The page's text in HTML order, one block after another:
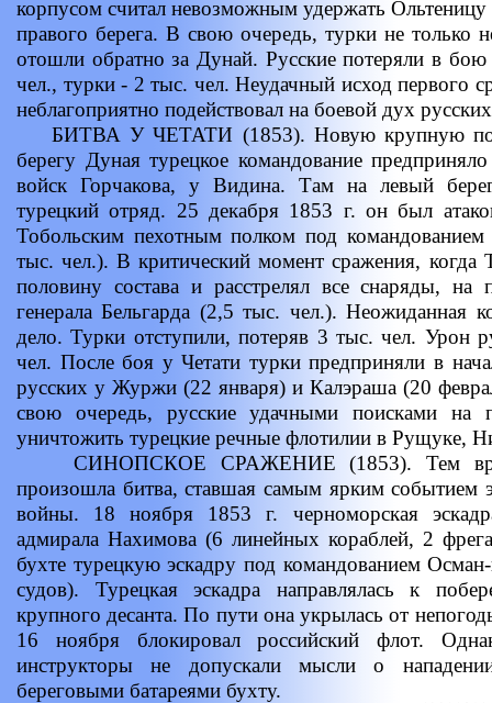
корпусом считал невозможным удержать Ольтеницу
правого берега. В свою очередь, турки не только
отошли обратно за Дунай. Русские потеряли в
чел., турки - 2 тыс. чел. Неудачный исход первого
неблагоприятно подействовал на боевой дух
БИТВА У ЧЕТАТИ (1853). Новую крупную
берегу Дуная турецкое командование
войск Горчакова, у Видина. Там на левый
турецкий отряд. 25 декабря 1853 г. он был
Тобольским пехотным полком под командованием
тыс. чел.). В критический момент сражения, когда
половину состава и расстрелял все снаряды,
генерала Бельгарда (2,5 тыс. чел.). Неожиданная
дело. Турки отступили, потеряв 3 тыс. чел. Урон
чел. После боя у Четати турки предприняли в
русских у Журжи (22 января) и Калэраша (20
свою очередь, русские удачными поисками на
уничтожить турецкие речные флотилии в Рущуке,
СИНОПСКОЕ СРАЖЕНИЕ (1853). Тем
произошла битва, ставшая самым ярким событием
войны. 18 ноября 1853 г. черноморская
адмирала Нахимова (6 линейных кораблей, 2
бухте турецкую эскадру под командованием
судов). Турецкая эскадра направлялась к
крупного десанта. По пути она укрылась от
16 ноября блокировал российский флот.
инструкторы не допускали мысли о
береговыми батареями бухту.